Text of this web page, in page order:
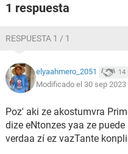
1 respuesta
RESPUESTA 1 / 1
elyaahmero_2051 14
Modificado el 30 sep 2023
Poz' aki ze akostumvra
dize eNtonzes yaa ze
verdaa zí ez vazTante